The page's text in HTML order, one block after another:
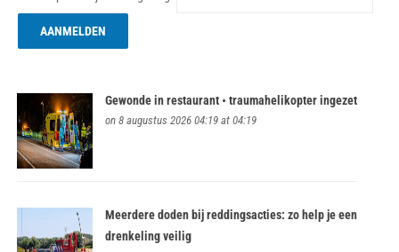
Gewonde in restaurant • traumahelikopter ingezet
on 8 augustus 2026 04:19 at 04:19
Meerdere doden bij reddingsacties: zo help je een
drenkeling veilig